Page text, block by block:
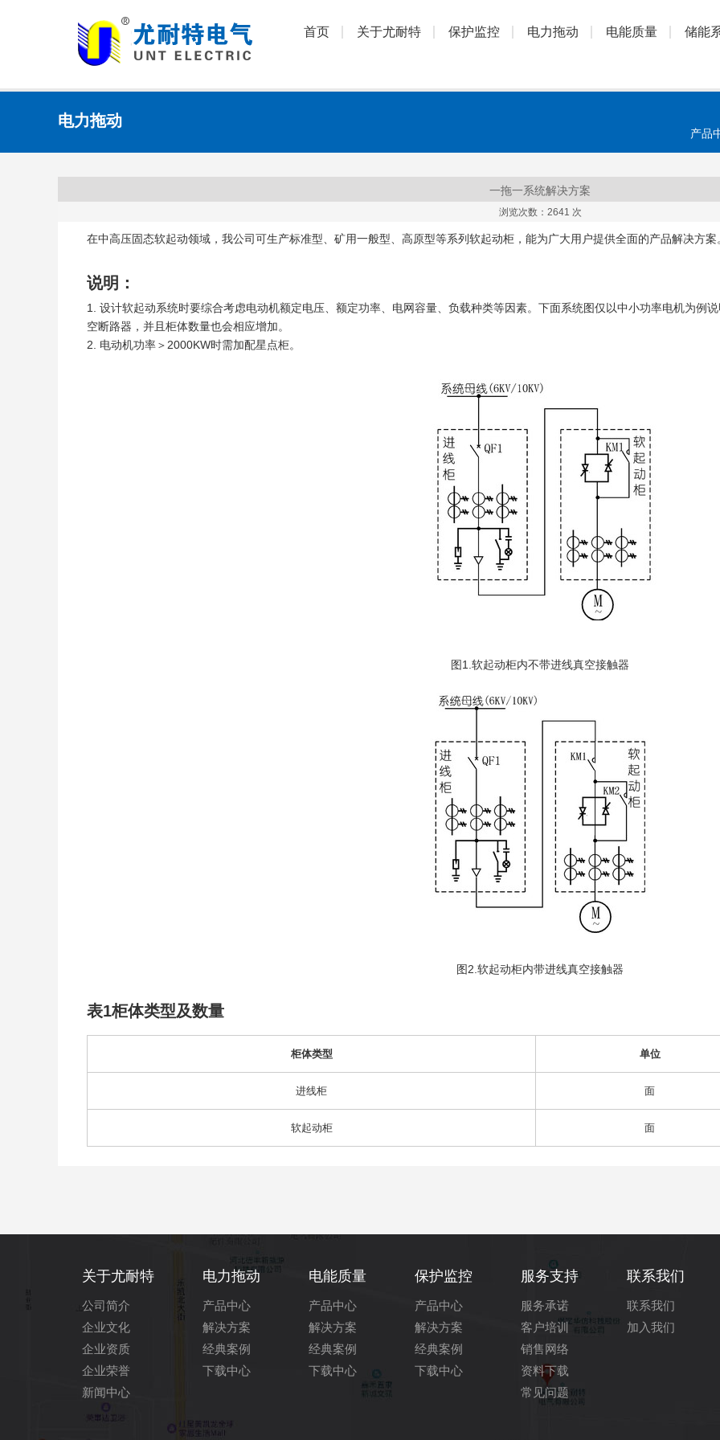
首页 关于尤耐特 保护监控 电力拖动 电能质量 储能
电力拖动
产品
一拖一系统解决方案
浏览次数： 2641 次
在中高压固态软起动领域，我公司可生产标准型、矿用一般型、高原型等系列软起动柜，能为广大用户提供全面的产品解决方案
说明：
1. 设计软起动系统时要综合考虑电动机额定电压、额定功率、电网容量、负载种类等因素。下面系统图仅以中小功率电机为例
空断路器，并且柜体数量也会相应增加。
2. 电动机功率＞2000KW时需加配星点柜。
图1.软起动柜内不带进线真空接触器
图2.软起动柜内带进线真空接触器
表1柜体类型及数量
柜体类型 单位
进线柜 面
软起动柜 面
关于尤耐特
公司简介
企业文化
企业资质
企业荣誉
新闻中心
电力拖动
产品中心
解决方案
经典案例
下载中心
电能质量
产品中心
解决方案
经典案例
下载中心
保护监控
产品中心
解决方案
经典案例
下载中心
服务支持
服务承诺
客户培训
销售网络
资料下载
常见问题
联系我们
联系我们
加入我们